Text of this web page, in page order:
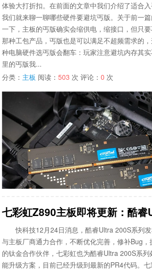
体验大打折扣。在前面的文章中我们介绍了适合
我们就来聊一聊哪些硬件要避坑丐版。关于前一
一下，主板的丐版确实会缩供电，缩接口，但只
那种工包产品，丐版也是可以满足不超频需求的
种电脑硬件选丐版会翻车：玩家注意避坑内存其
里的丐版我...
分类： 主板 阅读：503 次 评论：0 次
七彩虹Z890主板即将更新：酷
快科技12月24日消息，酷睿Ultra 200S系列
与主板厂商通力合作，不断优化完善，修补Bug
的钛金合作伙伴，七彩虹也为酷睿Ultra 200S系
能升级方案，目前已经升级到最新的PR4代码。